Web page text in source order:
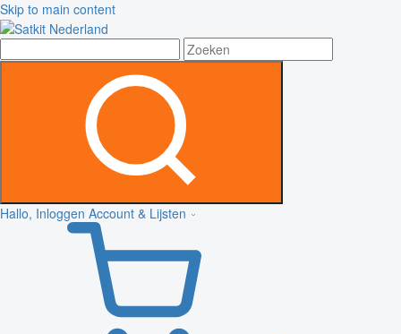
Skip to main content
Hallo, Inloggen Account & Lijsten